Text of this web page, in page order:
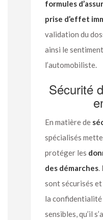
formules
prise d’effet
validation du
ainsi le
l’automobiliste.
Sécurité
En matière de
spécialisés
protéger les
des démarches.
sont sécurisés
la
sensibles, qu’il